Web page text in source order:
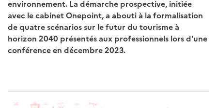
environnement. La démarche prospective, initiée
avec le cabinet Onepoint, a abouti à la formalisation
de quatre scénarios sur le futur du tourisme à
horizon 2040 présentés aux professionnels lors d'une
conférence en décembre 2023.